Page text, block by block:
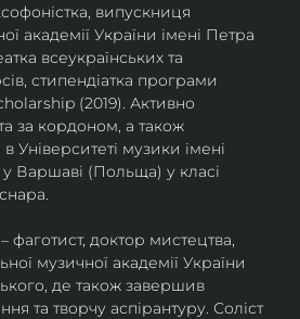
випускниця
академії України імені Петра
всеукраїнських та
стипендіатка програми
(2019). Активно
за кордоном, а також
Університеті музики імені
Варшаві (Польща) у класі
– фаготист, доктор мистецтва,
музичної академії України
де також завершив
та творчу аспірантуру. Соліст